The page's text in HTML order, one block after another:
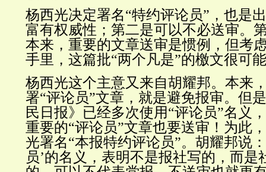
杨西光决定署名“特约评论员”，也是
富有权威性；第二是可以不必送审。
本来，重要的文章送审是惯例，但考
手里，这篇批“两个凡是”的檄文很可
杨西光这个主意又来自胡耀邦。本来
署“评论员”文章，就是避免报审。但
民日报》已经多次使用“评论员”名义
重要的“评论员”文章也要送审！为此
光署名“本报特约评论员”。 胡耀邦说
员’的名义，表明不是报社写的，而是